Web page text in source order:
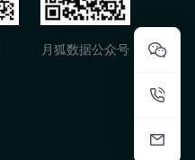
月狐数据公众号